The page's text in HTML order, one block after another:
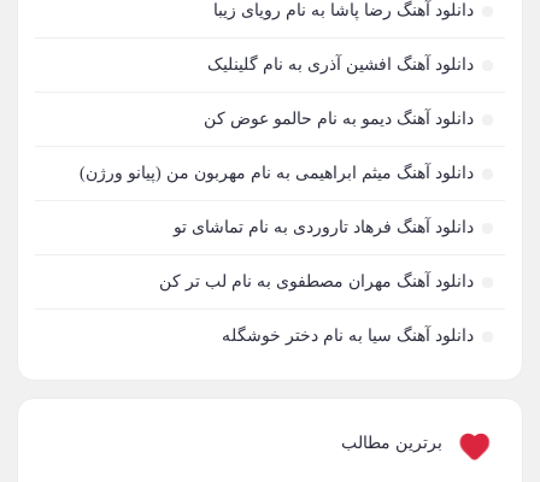
دانلود آهنگ رضا پاشا به نام رویای زیبا
دانلود آهنگ افشین آذری به نام گلینلیک
دانلود آهنگ دیمو به نام حالمو عوض کن
دانلود آهنگ میثم ابراهیمی به نام مهربون من (پیانو ورژن)
دانلود آهنگ فرهاد تاروردی به نام تماشای تو
دانلود آهنگ مهران مصطفوی به نام لب تر کن
دانلود آهنگ سیا به نام دختر خوشگله
برترین مطالب